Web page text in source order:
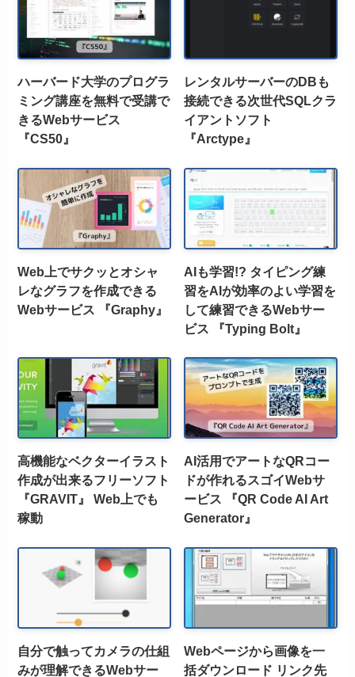
ハーバード大学のプログラ
ミング講座を無料で受講で
きるWebサービス
『CS50』
レンタルサーバーのDBも
接続できる次世代SQLクラ
イアントソフト
『Arctype』
Web上でサクッとオシャ
レなグラフを作成できる
Webサービス 『Graphy』
AIも学習!? タイピング練
習をAIが効率のよい学習を
して練習できるWebサー
ビス 『Typing Bolt』
高機能なベクターイラスト
作成が出来るフリーソフト
『GRAVIT』 Web上でも
稼動
AI活用でアートなQRコー
ドが作れるスゴイWebサ
ービス 『QR Code AI Art
Generator』
自分で触ってカメラの仕組
みが理解できるWebサー
Webページから画像を一
括ダウンロード リンク先